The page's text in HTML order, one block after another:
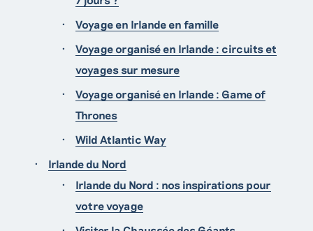
+353 71 933 6436
Voyage en Irlande en famille
Voyage organisé en Irlande : circuits et
voyages sur mesure
Voyage organisé en Irlande : Game of
Thrones
Wild Atlantic Way
Irlande du Nord
Irlande du Nord : nos inspirations pour
votre voyage